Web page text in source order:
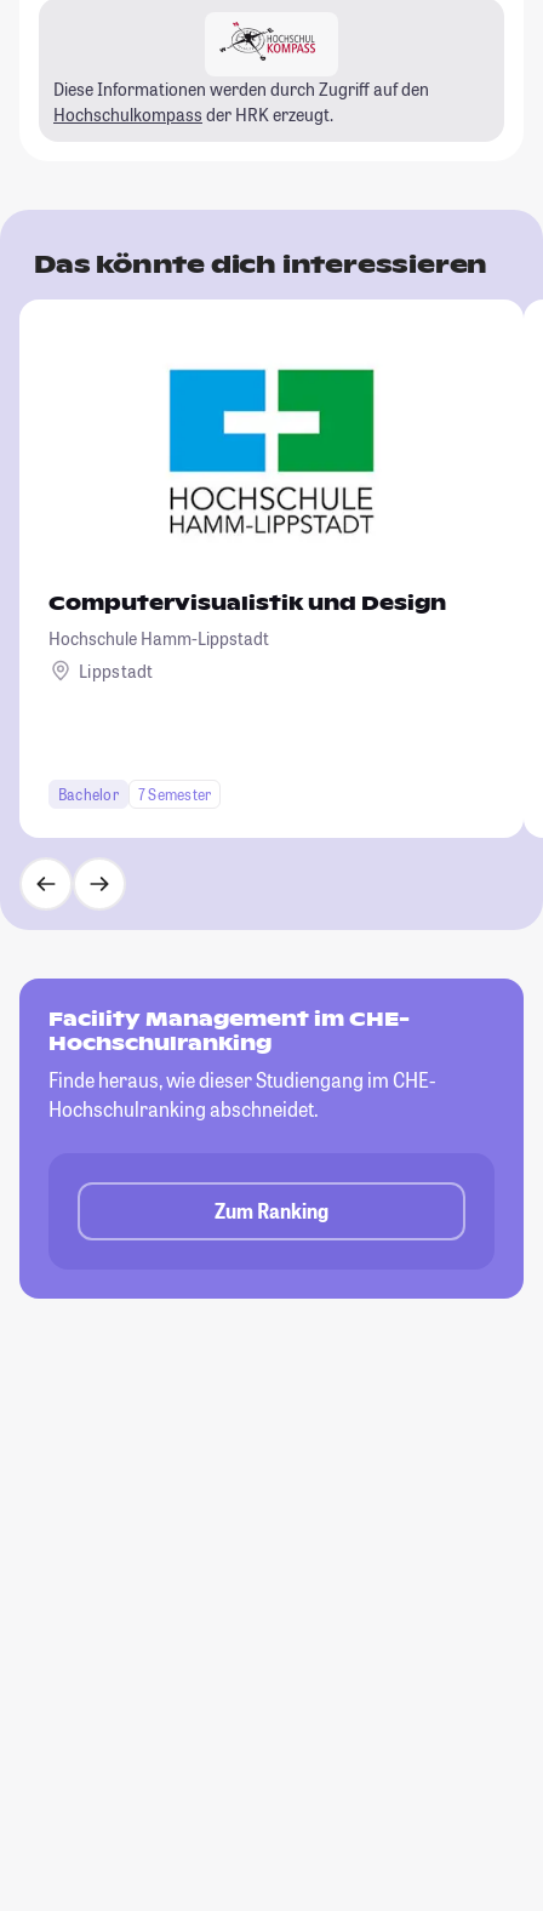
Diese Informationen werden durch Zugriff auf den
Hochschulkompass der HRK erzeugt.
Das könnte dich interessieren
Computervisualistik und Design
Hochschule Hamm-Lippstadt
Lippstadt
Bachelor 7 Semester
Facility Management im CHE-
Hochschulranking
Finde heraus, wie dieser Studiengang im CHE-
Hochschulranking abschneidet.
Zum Ranking